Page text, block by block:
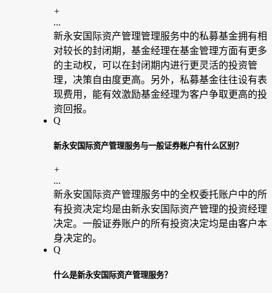
+
...
新永安国际资产管理管理服务中的私募基金拥有相
对较长的封闭期，基金经理在基金管理方面有更多
的主动权，可以在封闭期内进行更灵活的投资管
理，决策自由度更高。另外，私募基金往往设有表
现费用，能有效激励基金经理为客户争取更高的投
资回报。
Q
新永安国际资产管理服务与一般证券账户有什么区别？
+
...
新永安国际资产管理服务中的全权委托账户中的所
有投资决定均是由新永安国际资产管理的投资经理
决定。一般证券账户的所有投资决定均是由客户本
身决定的。
Q
什么是新永安国际资产管理服务？